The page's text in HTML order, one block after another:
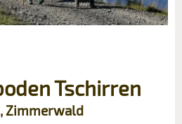
Tschirren
Zimmerwald